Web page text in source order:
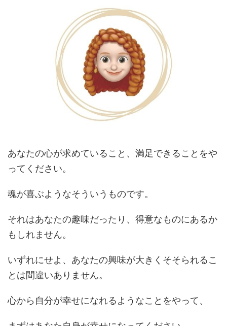
あなたの心が求めていること、満足できることをや
ってください。
魂が喜ぶようなそういうものです。
それはあなたの趣味だったり、得意なものにあるか
もしれません。
いずれにせよ、あなたの興味が大きくそそられるこ
とは間違いありません。
心から自分が幸せになれるようなことをやって、